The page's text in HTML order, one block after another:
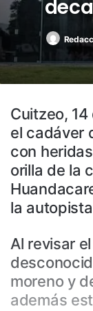
Cuitzeo,
el cadáver
con
orilla de la
la
Al revisar
moreno y
además